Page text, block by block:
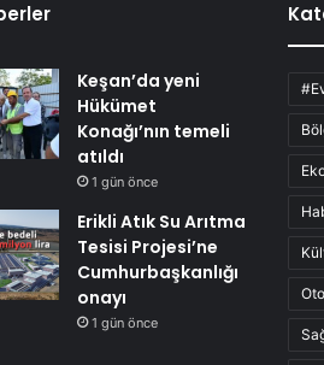
Keşan’da yeni
Hükümet
Konağı’nın temeli
atıldı
1 gün önce
Erikli Atık Su Arıtma
Tesisi Projesi’ne
Cumhurbaşkanlığı
onayı
1 gün önce